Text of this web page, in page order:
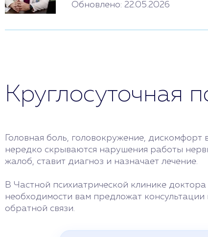
Обновлено: 22.05.2026
Круглосуточная
Головная боль, головокружение,
нередко скрываются нарушения работы
жалоб, ставит диагноз и назначает лечение.
В Частной психиатрической клинике
необходимости вам предложат
обратной связи.